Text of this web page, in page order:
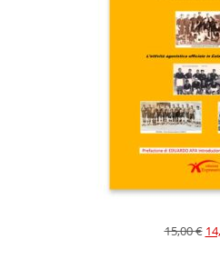
15,00€